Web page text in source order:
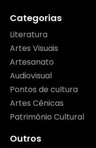
Categorias
Literatura
Artes Visuais
Artesanato
Audiovisual
Pontos de cultura
Artes Cênicas
Patrimônio Cultural
Outros